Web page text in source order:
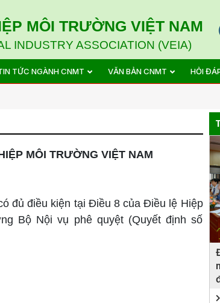
MÔI TRƯỜNG VIỆT NAM
INDUSTRY ASSOCIATION (VEIA)
TỨC NGÀNH CNMT VĂN BẢN CNMT HỎI
MÔI TRƯỜNG VIỆT NAM
đủ điều kiện tại Điều 8 của Điều lệ Hiệp
Bộ Nội vụ phê quyệt (Quyết định số